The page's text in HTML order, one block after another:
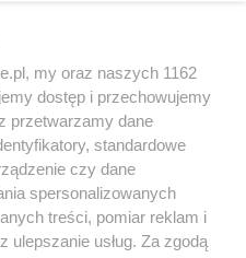
Specjalny koncert z okazji
20. urodzin portalu
wSzczecinie.pl
Regulamin konkursów
śniadaniówka "Hej
Szczecin! Jest piątek!"
my oraz naszych 1162
dostęp i przechowujemy
przetwarzamy dane
standardowe
czy dane
spersonalizowanych
treści, pomiar reklam i
ulepszanie usług. Za zgodą